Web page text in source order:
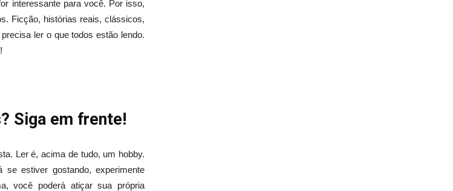
interessante para você. Por isso,
Ficção, histórias reais, clássicos,
ler o que todos estão lendo.
Siga em frente!
Ler é, acima de tudo, um hobby.
estiver gostando, experimente
você poderá atiçar sua própria